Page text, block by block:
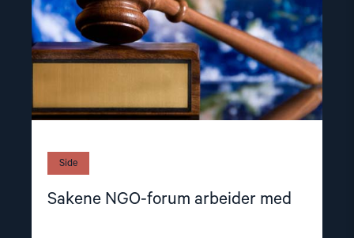
Side
Sakene NGO-forum arbeider med